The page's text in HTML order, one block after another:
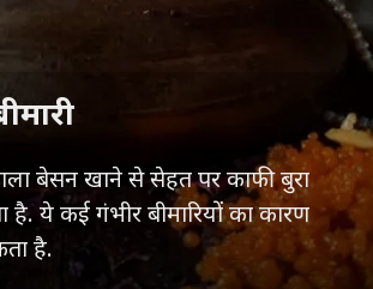
बेसन खाने से सेहत पर काफी बुरा
है. ये कई गंभीर बीमारियों का कारण
है.